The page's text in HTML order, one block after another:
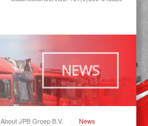
NEWS
About JPB Groep B.V. - News
-